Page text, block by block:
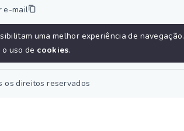
e-mail
os direitos reservados
uma melhor experiência de navegação.
uso de cookies.